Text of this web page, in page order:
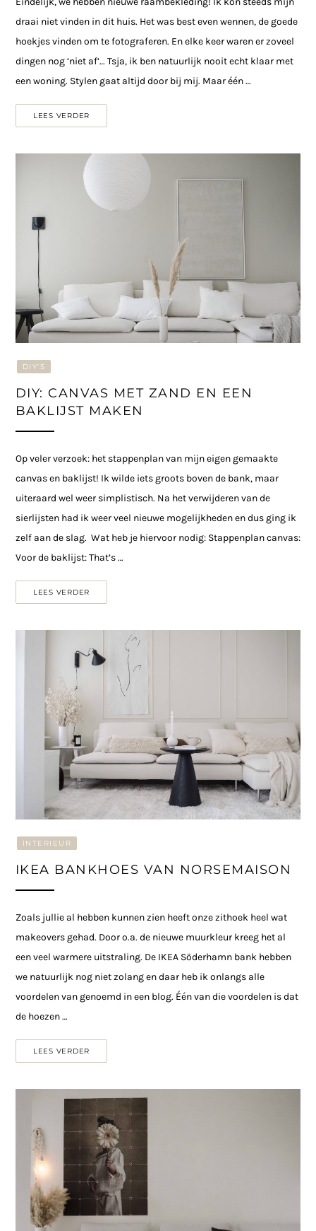
draai niet vinden in dit huis. Het was best even wennen, de goede
hoekjes vinden om te fotograferen. En elke keer waren er zoveel
dingen nog ‘niet af’… Tsja, ik ben natuurlijk nooit echt klaar met
een woning. Stylen gaat altijd door bij mij. Maar één …
LEES VERDER
DIY'S
DIY: CANVAS MET ZAND EN EEN
BAKLIJST MAKEN
Op veler verzoek: het stappenplan van mijn eigen gemaakte
canvas en baklijst! Ik wilde iets groots boven de bank, maar
uiteraard wel weer simplistisch. Na het verwijderen van de
sierlijsten had ik weer veel nieuwe mogelijkheden en dus ging ik
zelf aan de slag. Wat heb je hiervoor nodig: Stappenplan canvas:
Voor de baklijst: That’s …
LEES VERDER
INTERIEUR
IKEA BANKHOES VAN NORSEMAISON
Zoals jullie al hebben kunnen zien heeft onze zithoek heel wat
makeovers gehad. Door o.a. de nieuwe muurkleur kreeg het al
een veel warmere uitstraling. De IKEA Söderhamn bank hebben
we natuurlijk nog niet zolang en daar heb ik onlangs alle
voordelen van genoemd in een blog. Één van die voordelen is dat
de hoezen …
LEES VERDER